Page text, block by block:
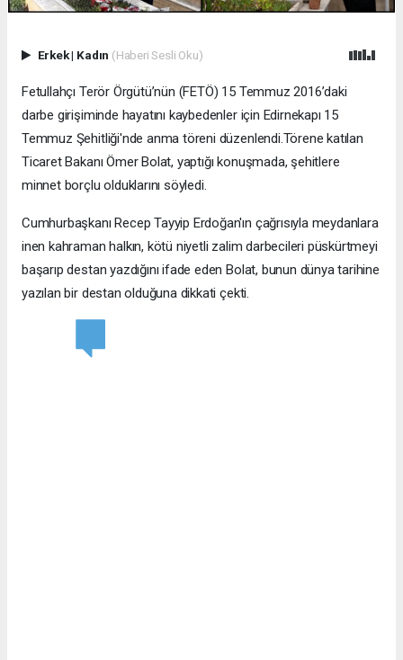
Erkek| Kadın (Haberi Sesli Oku)
Fetullahçı Terör Örgütü’nün (FETÖ) 15 Temmuz 2016’daki
darbe girişiminde hayatını kaybedenler için Edirnekapı 15
Temmuz Şehitliği'nde anma töreni düzenlendi.Törene katılan
Ticaret Bakanı Ömer Bolat, yaptığı konuşmada, şehitlere
minnet borçlu olduklarını söyledi.
Cumhurbaşkanı Recep Tayyip Erdoğan'ın çağrısıyla meydanlara
inen kahraman halkın, kötü niyetli zalim darbecileri püskürtmeyi
başarıp destan yazdığını ifade eden Bolat, bunun dünya tarihine
yazılan bir destan olduğuna dikkati çekti.